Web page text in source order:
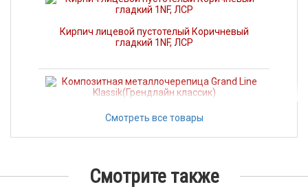
Кирпич лицевой пустотелый Коричневый
гладкий 1NF, ЛСР
Композитная металлочерепица Grand Line
Klassik(Грендлайн классик)
Смотреть все товары
Смотрите также